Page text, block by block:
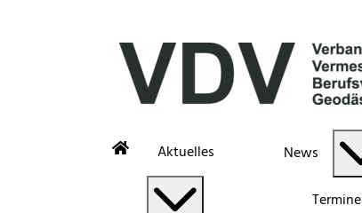
Aktuelles News
Termine